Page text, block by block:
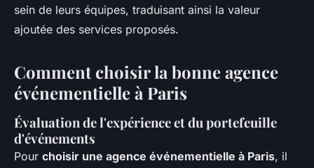
sein de leurs équipes, traduisant ainsi la valeur
ajoutée des services proposés.
Comment choisir la bonne agence
événementielle à Paris
Évaluation de l'expérience et du portefeuille
d'événements
Pour choisir une agence événementielle à Paris, il